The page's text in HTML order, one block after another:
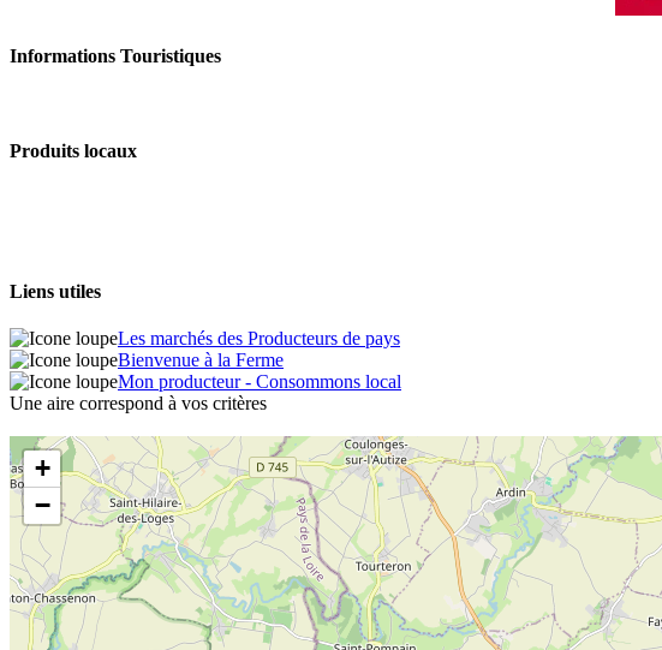
Informations Touristiques
Produits locaux
Liens utiles
Les marchés des Producteurs de pays
Bienvenue à la Ferme
Mon producteur - Consommons local
Une aire correspond à vos critères
+
−